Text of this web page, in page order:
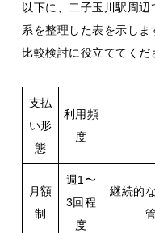
以下に、二子玉川駅周
系を整理した表を示し
比較検討に役立ててくだ
支払
い形
態
利用頻
度
月額
制
週1〜
3回程
度
継続的